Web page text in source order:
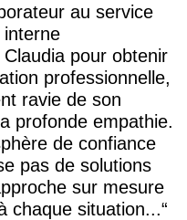
au service
pour obtenir
professionnelle,
ravie de son
profonde empathie.
de confiance
pas de solutions
sur mesure
chaque situation...